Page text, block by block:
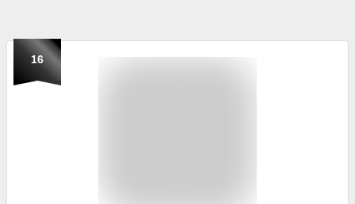
16